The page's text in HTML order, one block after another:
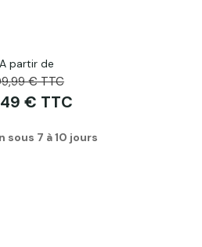
A partir de
€ TTC
€ TTC
sous 7 à 10 jours